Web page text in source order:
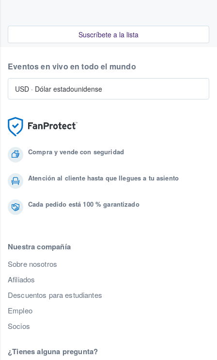
Suscríbete a la lista
Compra y vende con seguridad
Atención al cliente hasta que llegues a tu asiento
Cada pedido está 100 % garantizado
Nuestra compañía
Sobre nosotros
Afiliados
Descuentos para estudiantes
Empleo
Socios
¿Tienes alguna pregunta?
Eventos en vivo en todo el mundo
USD · Dólar estadounidense